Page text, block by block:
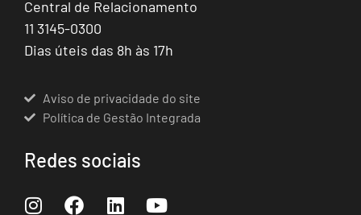
Central de Relacionamento
11 3145-0300
Dias úteis das 8h às 17h
Aviso de privacidade do site
Política de Gestão Integrada
Redes sociais